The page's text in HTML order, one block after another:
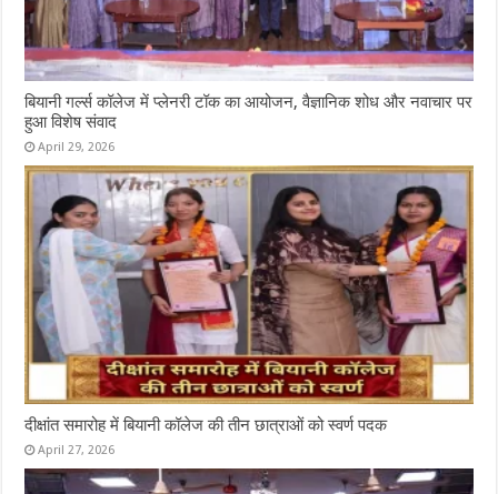
बियानी गर्ल्स कॉलेज में प्लेनरी टॉक का आयोजन, वैज्ञानिक शोध और नवाचार पर
हुआ विशेष संवाद
April 29, 2026
दीक्षांत समारोह में बियानी कॉलेज की तीन छात्राओं को स्वर्ण पदक
April 27, 2026